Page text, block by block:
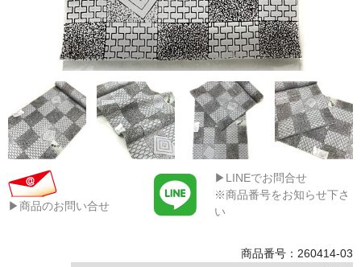
▶商品のお問い合せ
▶LINEでお問合せ
※商品番号をお知らせ下さ
い
商品番号：260414-03